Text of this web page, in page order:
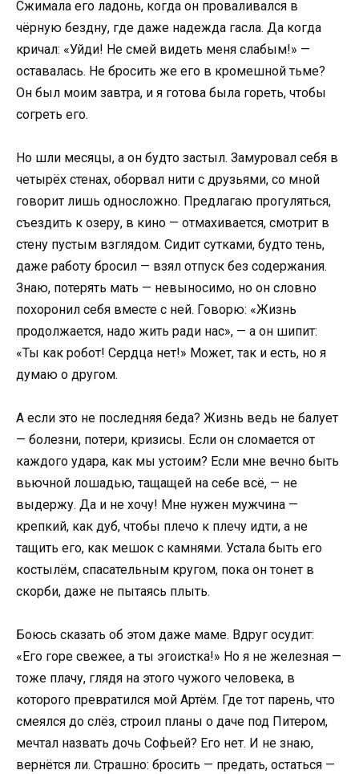
Сжимала его ладонь, когда он проваливался в
чёрную бездну, где даже надежда гасла. Да когда
кричал: «Уйди! Не смей видеть меня слабым!» —
оставалась. Не бросить же его в кромешной тьме?
Он был моим завтра, и я готова была гореть, чтобы
согреть его.
Но шли месяцы, а он будто застыл. Замуровал себя в
четырёх стенах, оборвал нити с друзьями, со мной
говорит лишь односложно. Предлагаю прогуляться,
съездить к озеру, в кино — отмахивается, смотрит в
стену пустым взглядом. Сидит сутками, будто тень,
даже работу бросил — взял отпуск без содержания.
Знаю, потерять мать — невыносимо, но он словно
похоронил себя вместе с ней. Говорю: «Жизнь
продолжается, надо жить ради нас», — а он шипит:
«Ты как робот! Сердца нет!» Может, так и есть, но я
думаю о другом.
А если это не последняя беда? Жизнь ведь не балует
— болезни, потери, кризисы. Если он сломается от
каждого удара, как мы устоим? Если мне вечно быть
вьючной лошадью, тащащей на себе всё, — не
выдержу. Да и не хочу! Мне нужен мужчина —
крепкий, как дуб, чтобы плечо к плечу идти, а не
тащить его, как мешок с камнями. Устала быть его
костылём, спасательным кругом, пока он тонет в
скорби, даже не пытаясь плыть.
Боюсь сказать об этом даже маме. Вдруг осудит:
«Его горе свежее, а ты эгоистка!» Но я не железная —
тоже плачу, глядя на этого чужого человека, в
которого превратился мой Артём. Где тот парень, что
смеялся до слёз, строил планы о даче под Питером,
мечтал назвать дочь Софьей? Его нет. И не знаю,
вернётся ли. Страшно: бросить — предать, остаться —